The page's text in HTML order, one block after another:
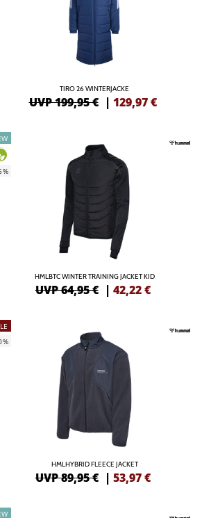
TIRO 26 WINTERJACKE
UVP 199,95 € | 129,97 €
HMLBTC WINTER TRAINING JACKET KID
UVP 64,95 € | 42,22 €
HMLHYBRID FLEECE JACKET
UVP 89,95 € | 53,97 €